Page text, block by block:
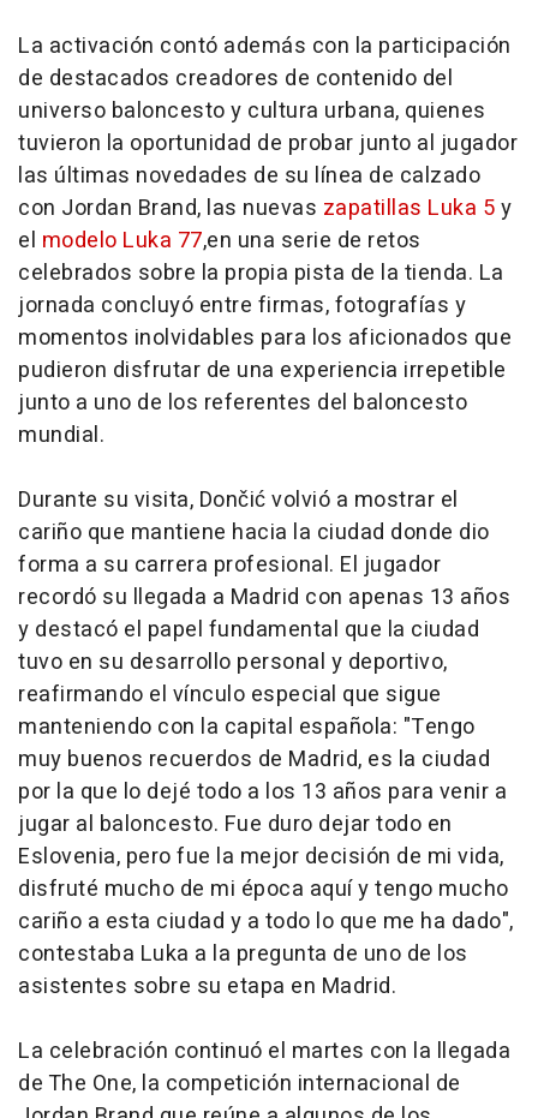
La activación contó además con la participación
de destacados creadores de contenido del
universo baloncesto y cultura urbana, quienes
tuvieron la oportunidad de probar junto al jugador
las últimas novedades de su línea de calzado
con Jordan Brand, las nuevas zapatillas Luka 5y
el modelo Luka 77,en una serie de retos
celebrados sobre la propia pista de la tienda. La
jornada concluyó entre firmas, fotografías y
momentos inolvidables para los aficionados que
pudieron disfrutar de una experiencia irrepetible
junto a uno de los referentes del baloncesto
mundial.
Durante su visita, Dončić volvió a mostrar el
cariño que mantiene hacia la ciudad donde dio
forma a su carrera profesional. El jugador
recordó su llegada a Madrid con apenas 13 años
y destacó el papel fundamental que la ciudad
tuvo en su desarrollo personal y deportivo,
reafirmando el vínculo especial que sigue
manteniendo con la capital española: "Tengo
muy buenos recuerdos de Madrid, es la ciudad
por la que lo dejé todo a los 13 años para venir a
jugar al baloncesto. Fue duro dejar todo en
Eslovenia, pero fue la mejor decisión de mi vida,
disfruté mucho de mi época aquí y tengo mucho
cariño a esta ciudad y a todo lo que me ha dado",
contestaba Luka a la pregunta de uno de los
asistentes sobre su etapa en Madrid.
La celebración continuó el martes con la llegada
de The One, la competición internacional de